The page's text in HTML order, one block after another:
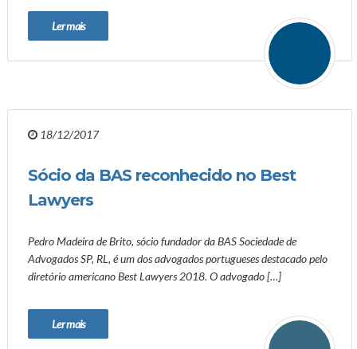
Ler mais
18/12/2017
Sócio da BAS reconhecido no Best
Lawyers
Pedro Madeira de Brito, sócio fundador da BAS Sociedade de
Advogados SP, RL, é um dos advogados portugueses destacado pelo
diretório americano Best Lawyers 2018. O advogado […]
Ler mais